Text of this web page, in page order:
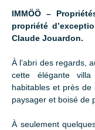
IMMÖÖ –
propriété
Claude Jouardon.
À l’abri des regards,
cette élégante villa
habitables et près de
paysager et boisé de
À seulement